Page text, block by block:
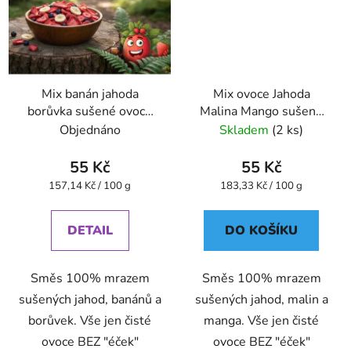
Mix banán jahoda
borůvka sušené ovoce
mrazem 35 g VitaCup
Objednáno
55 Kč
Měrná
157,14 Kč / 100 g
DETAIL
Směs 100% mrazem
sušených jahod, banánů a
borůvek. Vše jen čisté
ovoce BEZ "éček"
Mix ovoce Jahoda
Malina Mango sušené
mrazem 30 g VitaCup
Skladem (2 ks)
55 Kč
Měrná
183,33 Kč / 100 g
DO KOŠÍKU
Směs 100% mrazem
sušených jahod, malin a
manga. Vše jen čisté
ovoce BEZ "éček"